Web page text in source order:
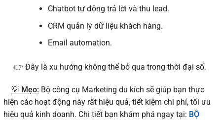
Chatbot tự động trả lời và thu lead.
CRM quản lý dữ liệu khách hàng.
Email automation.
👉 Đây là xu hướng không thể bỏ qua trong thời đại số.
💡 Mẹo: Bộ công cụ Marketing du kích sẽ giúp bạn thực
hiện các hoạt động này rất hiệu quả, tiết kiệm chi phí, tối ưu
hiệu quả kinh doanh. Chi tiết bạn khám phá ngay tại: BỘ